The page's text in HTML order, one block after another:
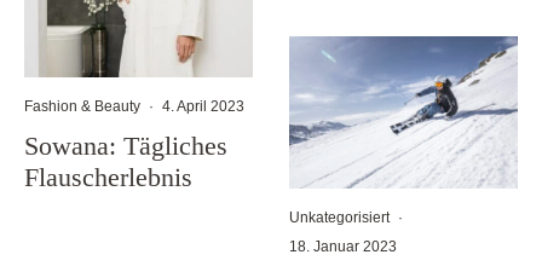
Fashion & Beauty · 4. April 2023
Sowana: Tägliches
Flauscherlebnis
Unkategorisiert ·
18. Januar 2023